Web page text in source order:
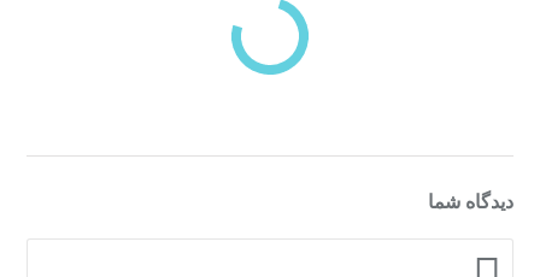
دسته‌بندی‌های منتخب برای شما
دیدگاه شما